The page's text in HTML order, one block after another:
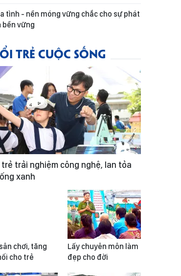
tình - nền móng vững chắc cho sự phát
bền vững
TRẺ CUỘC SỐNG
trẻ trải nghiệm công nghệ, lan tỏa
xanh
chơi, tăng
cho trẻ
Lấy chuyên môn làm
đẹp cho đời